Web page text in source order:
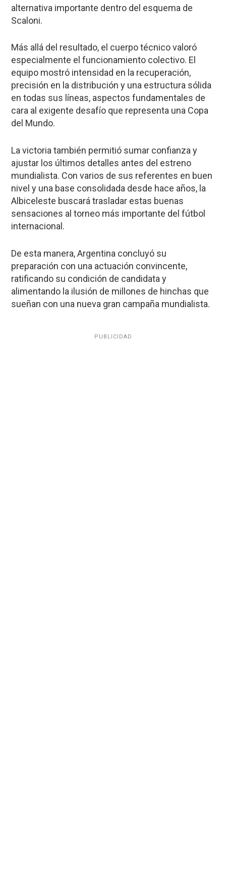
alternativa importante dentro del esquema de
Scaloni.
Más allá del resultado, el cuerpo técnico valoró
especialmente el funcionamiento colectivo. El
equipo mostró intensidad en la recuperación,
precisión en la distribución y una estructura sólida
en todas sus líneas, aspectos fundamentales de
cara al exigente desafío que representa una Copa
del Mundo.
La victoria también permitió sumar confianza y
ajustar los últimos detalles antes del estreno
mundialista. Con varios de sus referentes en buen
nivel y una base consolidada desde hace años, la
Albiceleste buscará trasladar estas buenas
sensaciones al torneo más importante del fútbol
internacional.
De esta manera, Argentina concluyó su
preparación con una actuación convincente,
ratificando su condición de candidata y
alimentando la ilusión de millones de hinchas que
sueñan con una nueva gran campaña mundialista.
PUBLICIDAD